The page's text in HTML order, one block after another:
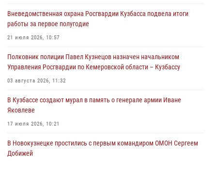
Росгвардейцы в Юрге пресекли попытку проникновения на
Вневедомственная охрана Росгвардии Кузбасса подвела итоги
работы за первое полугодие
21 июля 2026, 10:57
Полковник полиции Павел Кузнецов назначен начальником
Управления Росгвардии по Кемеровской области – Кузбассу
03 августа 2026, 11:32
В Кузбассе создают мурал в память о генерале армии Иване
Яковлеве
17 июля 2026, 10:21
В Новокузнецке простились с первым командиром ОМОН Сергеем
Добижей